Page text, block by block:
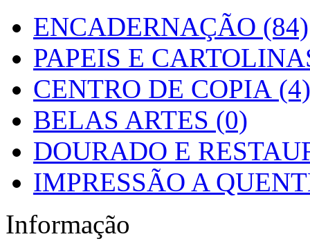
ENCADERNAÇÃO (84)
PAPEIS E
CENTRO DE COPIA (4)
BELAS ARTES (0)
DOURADO E
IMPRESSÃO A
Informação